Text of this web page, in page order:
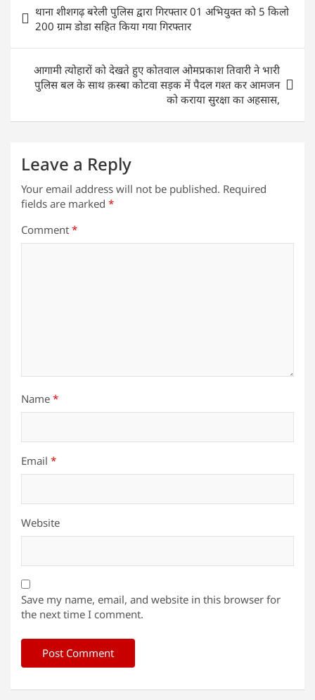
A
p
p
b
o
o
k
dI
n
navigation
थाना शीशगढ़ बरेली पुलिस द्वारा गिरफ्तार 01 अभियुक्त को 5 किलो
200 ग्राम डोडा सहित किया गया गिरफ्तार
आगामी त्योहारों को देखते हुए कोतवाल ओमप्रकाश तिवारी ने भारी
पुलिस बल के साथ क़स्बा कोटवा सड़क में पैदल गश्त कर आमजन
को कराया सुरक्षा का अहसास,
Leave a Reply
Your email address will not be published. Required
fields are marked *
Comment *
Name *
Email *
Website
Save my name, email, and website in this browser for
the next time I comment.